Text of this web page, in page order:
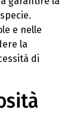
e nelle
la
di